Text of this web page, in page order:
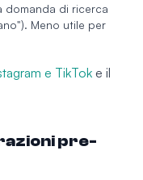
domanda di ricerca
Meno utile per
e TikTok e il
pre-